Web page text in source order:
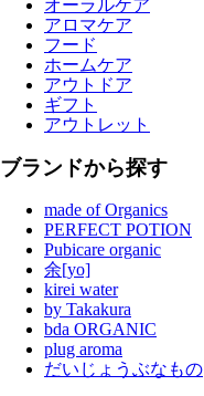
オーラルケア
アロマケア
フード
ホームケア
アウトドア
ギフト
アウトレット
ブランドから探す
made of Organics
PERFECT POTION
Pubicare organic
余[yo]
kirei water
by Takakura
bda ORGANIC
plug aroma
だいじょうぶなもの